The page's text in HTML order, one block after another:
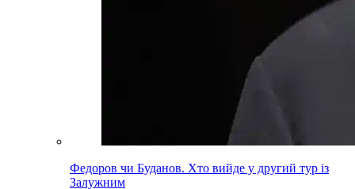
Федоров чи Буданов. Хто вийде у другий тур із
Залужним